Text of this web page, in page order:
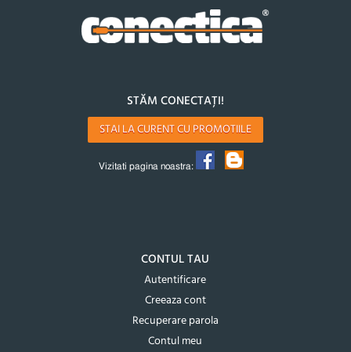
STĂM CONECTAȚI!
STAI LA CURENT CU PROMOTIILE
Vizitati pagina noastra:
CONTUL TAU
Autentificare
Creeaza cont
Recuperare parola
Contul meu